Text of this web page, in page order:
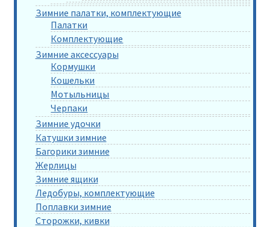
Зимние палатки, комплектующие
Палатки
Комплектующие
Зимние аксессуары
Кормушки
Кошельки
Мотыльницы
Черпаки
Зимние удочки
Катушки зимние
Багорики зимние
Жерлицы
Зимние ящики
Ледобуры, комплектующие
Поплавки зимние
Сторожки, кивки